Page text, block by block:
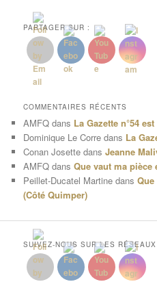
PARTAGER SUR :
COMMENTAIRES RÉCENTS
AMFQ dans La Gazette n°54
Dominique Le Corre dans La
Conan Josette dansJeanne
AMFQ dansQue vaut ma pièce
Peillet-Ducatel Martine dans
(Côté Quimper)
SUIVEZ-NOUS SUR LES